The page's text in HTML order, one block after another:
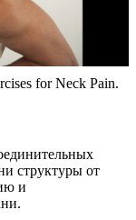
for Neck Pain.
структуры от
и